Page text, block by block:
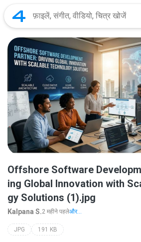
Offshore Software
ing Global Innovation with
gy Solutions (1).jpg
Kalpana S.2 महीने पहलेऔर...
JPG 191 KB